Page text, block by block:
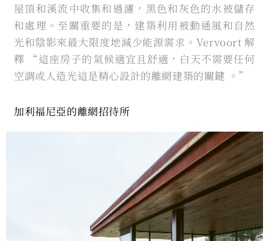
屋頂和溪流中收集和過濾，黑色和灰色的水被儲存
和處理。至關重要的是，建築利用被動通風和自然
光和陰影來最大限度地減少能源需求。Vervoort 解
釋 “這座房子的氣候適宜且舒適，白天不需要任何
空調或人造光這是精心設計的離網建築的關鍵 。”
加利福尼亞的離網招待所